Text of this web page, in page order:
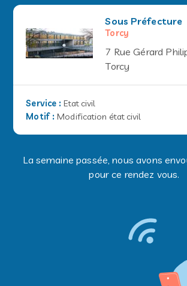
Sous Préfecture
Torcy
7 Rue Gérard
Torcy
Service :Etat civil
Motif:Modification état civil
La semaine passée, nous avons
pour ce rendez vous.